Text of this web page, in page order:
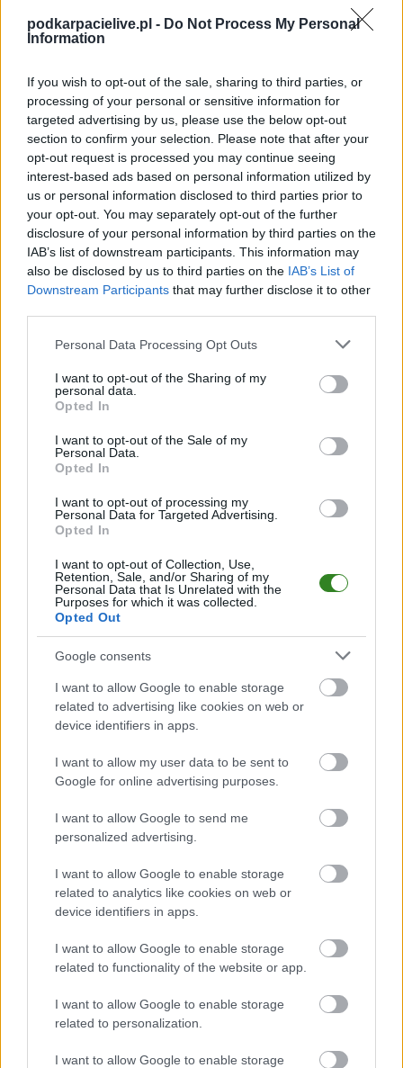
podkarpacielive.pl - Do Not Process My Personal
Information
If you wish to opt-out of the sale, sharing to third parties, or
processing of your personal or sensitive information for
targeted advertising by us, please use the below opt-out
section to confirm your selection. Please note that after your
opt-out request is processed you may continue seeing
interest-based ads based on personal information utilized by
us or personal information disclosed to third parties prior to
your opt-out. You may separately opt-out of the further
disclosure of your personal information by third parties on the
IAB’s list of downstream participants. This information may
also be disclosed by us to third parties on the IAB’s List of
Downstream Participants that may further disclose it to other
Please note that this website/app uses one or more Google
not limited to your visit or usage behaviour. You may click to
grant or deny consent to Google and its third-party tags to
use your data for below specified purposes in below Google
consent section.
Personal Data Processing Opt Outs
I want to opt-out of the Sharing of my
personal data.
Opted In
I want to opt-out of the Sale of my
Personal Data.
Opted In
I want to opt-out of processing my
Personal Data for Targeted Advertising.
Opted In
I want to opt-out of Collection, Use,
Retention, Sale, and/or Sharing of my
Personal Data that Is Unrelated with the
Purposes for which it was collected.
Opted Out
Google consents
I want to allow Google to enable storage
related to advertising like cookies on web or
device identifiers in apps.
I want to allow my user data to be sent to
Google for online advertising purposes.
I want to allow Google to send me
personalized advertising.
I want to allow Google to enable storage
related to analytics like cookies on web or
device identifiers in apps.
I want to allow Google to enable storage
related to functionality of the website or app.
I want to allow Google to enable storage
related to personalization.
I want to allow Google to enable storage
Na razie nie wiadomo, jaka przyszłość czeka 52-letniego
trenera. Decyzja o jego dalszej pracy w Rzeszowie ma zapaść w
AKTUALIZACJA:
Jak podałportal Nowiny24Asseco Resovię
poprowadziGheorghe Cretu. Będzie to drugie podejście
rumuńskiego do pracy w Rzeszowie, gdzie poprzednio pracował
w sezonie 2018/19.
Więcej o lidze:TauronLiga
CZYTAJ TAKŻE
2026-07-27 16:47
Znany atakujący
dołączył do Asseco
Resovii
To już jest koniec, nie
ma już nic! Asseco
Resovia zakończyła
miejscu
2026-05-03 17:24
Fantastyczna pogoń
Rzeszowianie wydarli
zwycięstwo PGE
Projektowi
KOMENTARZE
Uwaga!
Teraz komentarze są domyślnie ukryte, aby poprawić
„Zobacz komentarze”, aby je wyświetlić i dołączyć do
dyskusji.
Zobacz komentarze
NASTĘPNY ARTYKUŁ
Nowy stadion Resovii nabiera
kolorów. Ruszył montaż krzesełek na
PCLA
Asseco Resovia| Developres Rzeszów |ITA TOOLS Stal Mielec